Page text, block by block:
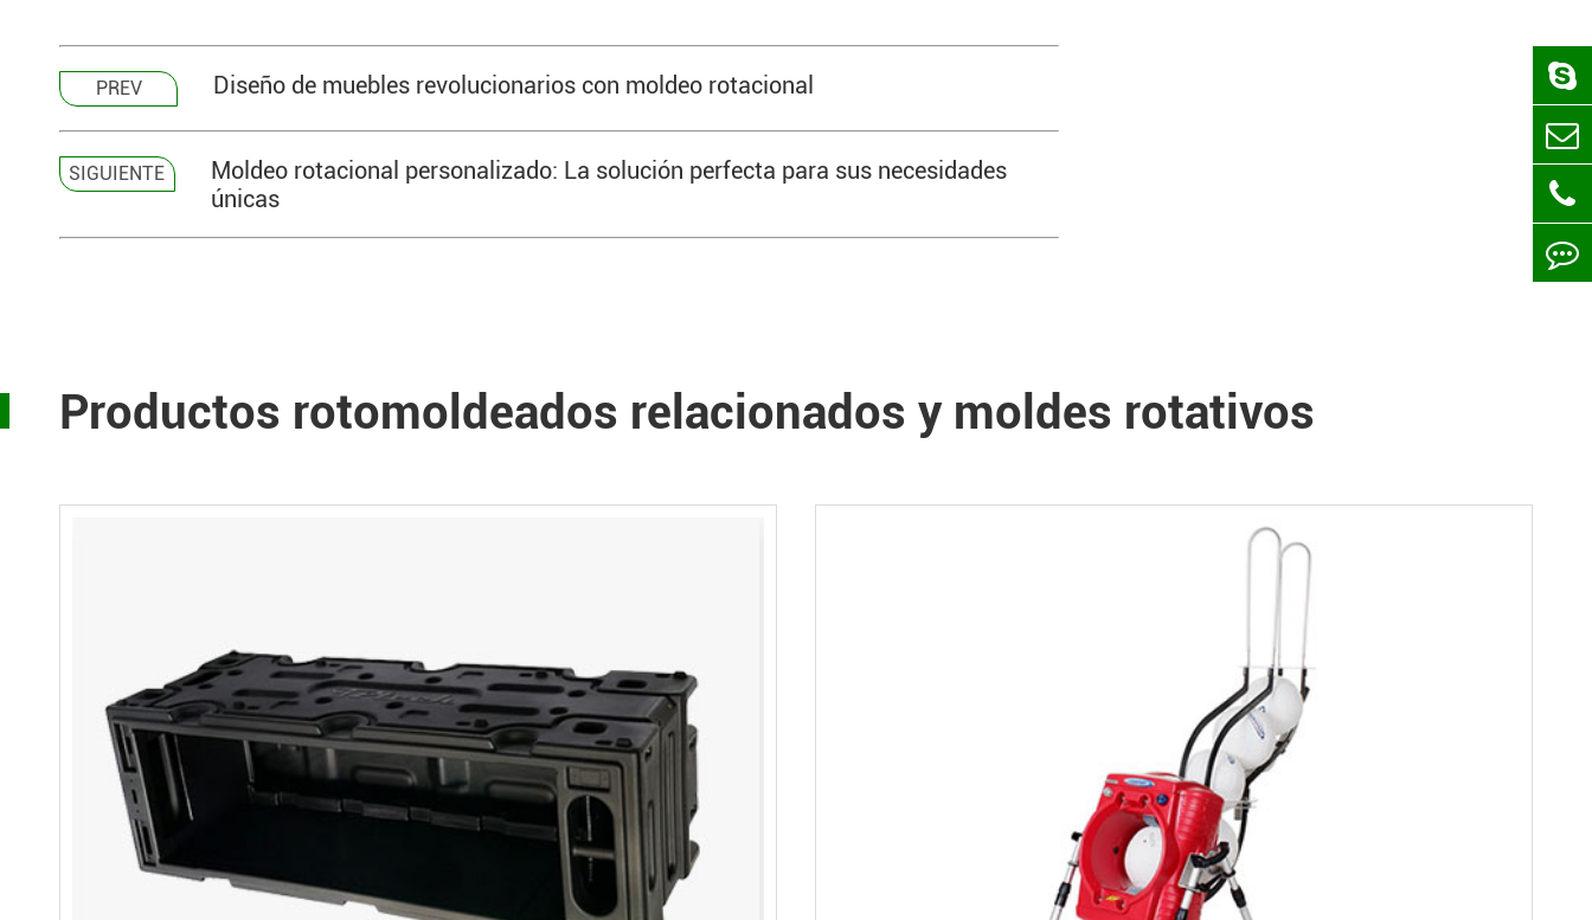
PREV Diseño de muebles revolucionarios con moldeo rotacional
SIGUIENTE
Moldeo rotacional personalizado: La solución perfecta para sus necesidades
únicas
Productos rotomoldeados relacionados y moldes rotativos